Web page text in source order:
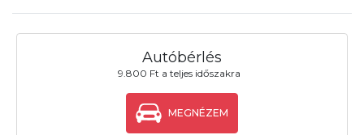
Autóbérlés
9.800 Ft a teljes időszakra
MEGNÉZEM